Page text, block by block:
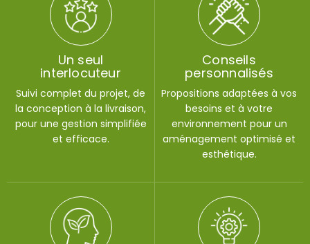
Un seul
interlocuteur
Suivi complet du projet, de
la conception à la livraison,
pour une gestion simplifiée
et efficace.
Conseils
personnalisés
Propositions adaptées à vos
besoins et à votre
environnement pour un
aménagement optimisé et
esthétique.